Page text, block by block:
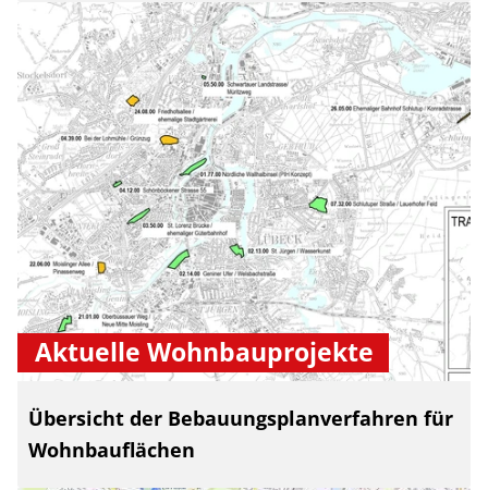
Aktuelle Wohnbauprojekte
Übersicht der Bebauungsplanverfahren für
Wohnbauflächen